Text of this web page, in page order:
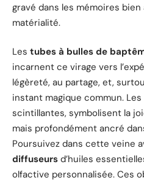
gravé dans les mémoires bien
matérialité.
Les tubes à bulles de
incarnent ce virage vers
légèreté, au partage, et,
instant magique commun.
scintillantes, symbolisent la
mais profondément ancré
Poursuivez dans cette veine
diffuseurs d’huiles
olfactive personnalisée. Ces